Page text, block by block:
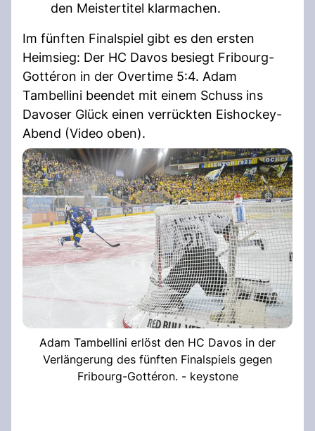
den Meistertitel klarmachen.
Im fünften Finalspiel gibt es den ersten
Heimsieg: Der HC Davos besiegt Fribourg-
Gottéron in der Overtime 5:4. Adam
Tambellini beendet mit einem Schuss ins
Davoser Glück einen verrückten Eishockey-
Abend (Video oben).
Adam Tambellini erlöst den HC Davos in der
Verlängerung des fünften Finalspiels gegen
Fribourg-Gottéron. - keystone